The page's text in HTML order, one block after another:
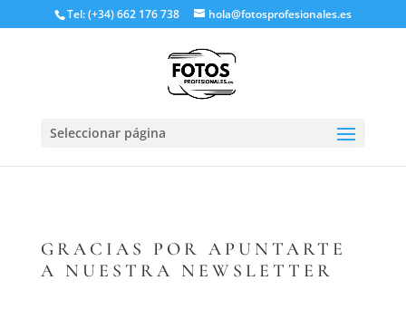
Tel: (+34) 662 176 738 hola@fotosprofesionales.es
Seleccionar página
GRACIAS POR APUNTARTE
A NUESTRA NEWSLETTER